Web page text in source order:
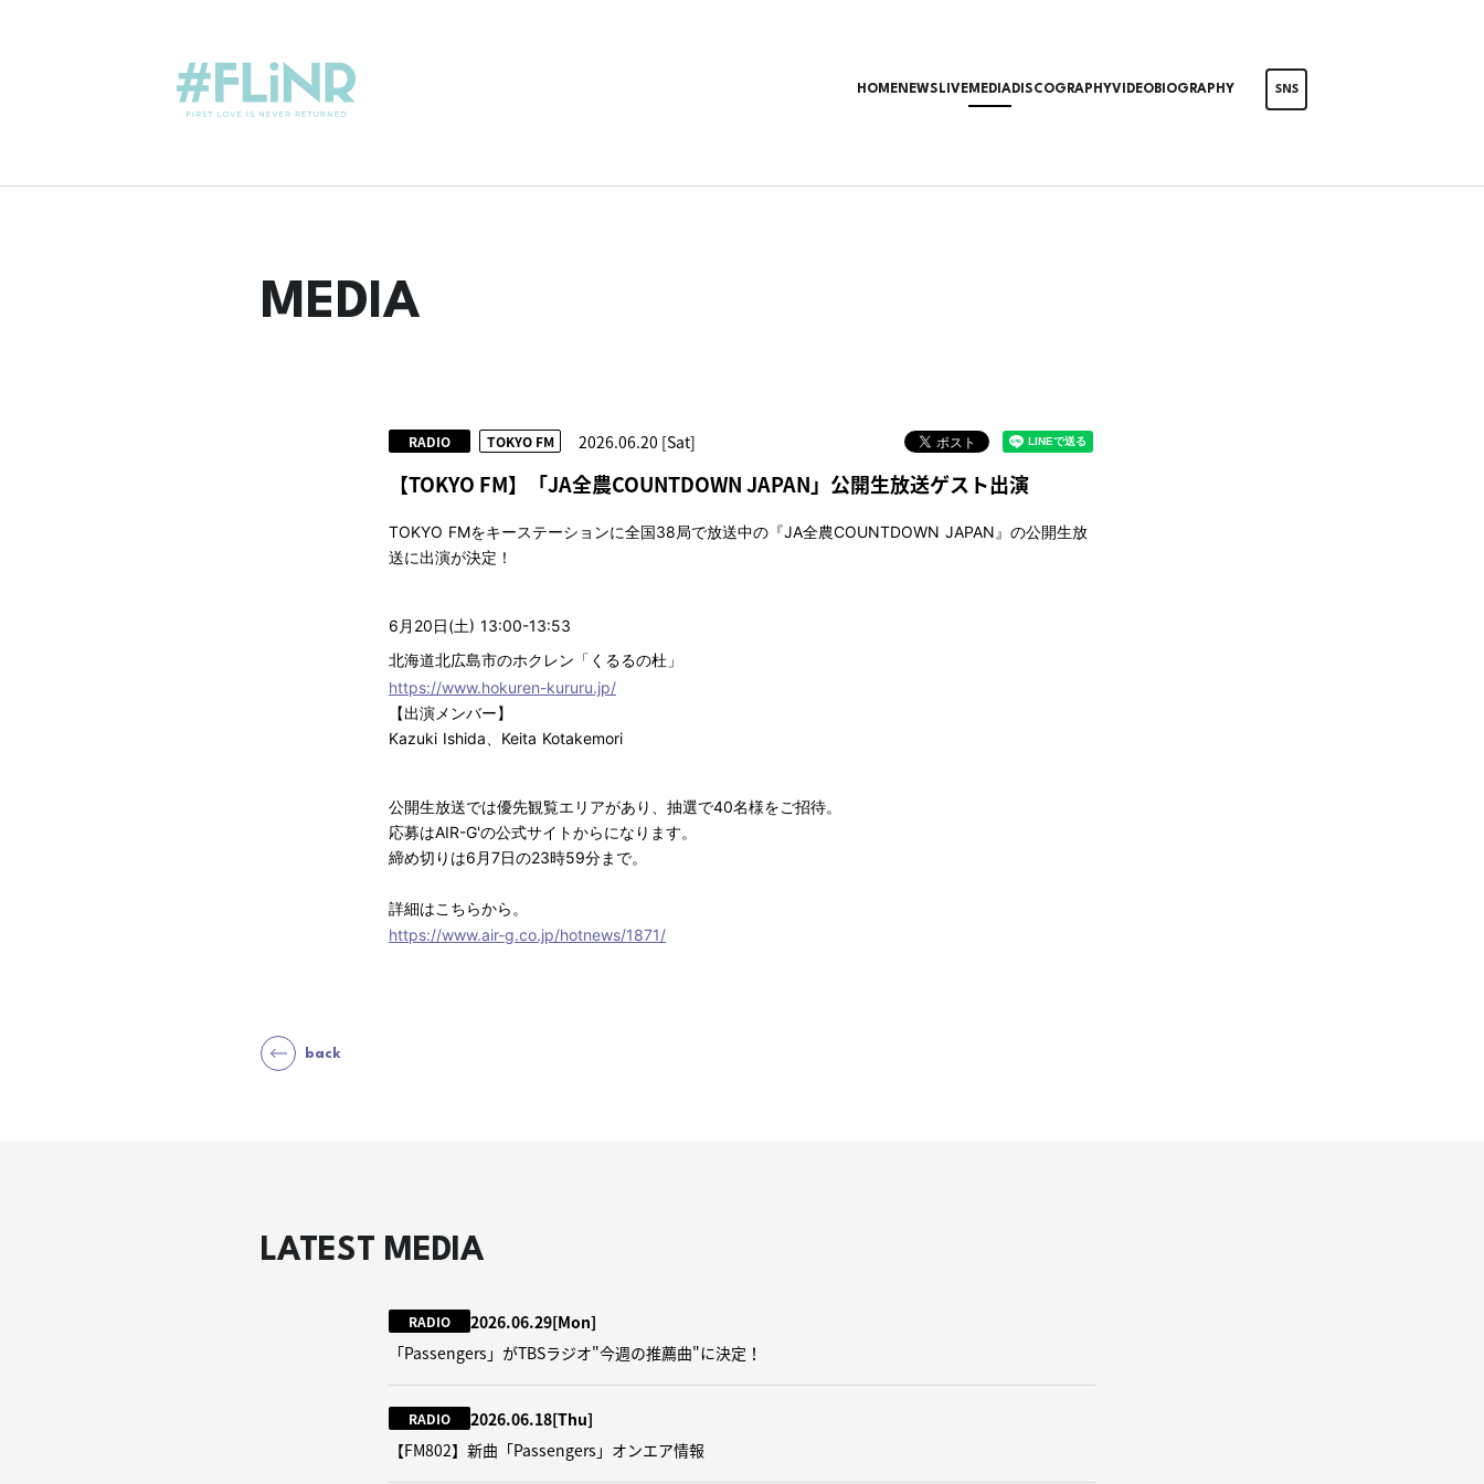
HOMENEWS LIVEMEDIADISCOGRAPHYVIDEOBIOGRAPHY SNS
MEDIA
2026.06.20 [Sat]
RADIO TOKYO FM
【TOKYO FM】「JA全農COUNTDOWN JAPAN」公開生放送ゲスト出演
TOKYO FMをキーステーションに全国38局で放送中の『JA全農COUNTDOWN JAPAN』の公開生放
送に出演が決定！
6月20日(土) 13:00-13:53
北海道北広島市のホクレン「くるるの杜」
https://www.hokuren-kururu.jp/
【出演メンバー】
Kazuki Ishida、Keita Kotakemori
公開生放送では優先観覧エリアがあり、 抽選で40名様をご招待。
応募はAIR-G'の公式サイトからになります。
締め切りは6月7日の23時59分まで。
詳細はこちらから。
https://www.air-g.co.jp/hotnews/1871/
back
LATEST MEDIA
RADIO 2026.06.29[Mon]
「Passengers」がTBSラジオ"今週の推薦曲"に決定！
RADIO 2026.06.18[Thu]
【FM802】新曲「Passengers」オンエア情報